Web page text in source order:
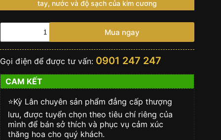
tay, nước và độ sạch của kim cương
Đồng
Fusion
Titanium
Retroverse
Limited
42mm
số
lượng
Mua ngay
Gọi điện để được tư vấn: 0901 247 247
CAM KẾT
⭐️Kỳ Lân chuyên sản phẩm đẳng cấp thượng
lưu, được tuyển chọn theo tiêu chí riêng của
mình để bán sở thích và phục vụ cảm xúc
thăng hoa cho quý khách.